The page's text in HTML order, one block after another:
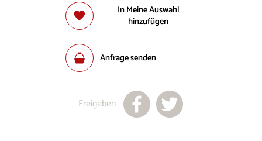
In Meine Auswahl
hinzufügen
Anfrage senden
Freigeben